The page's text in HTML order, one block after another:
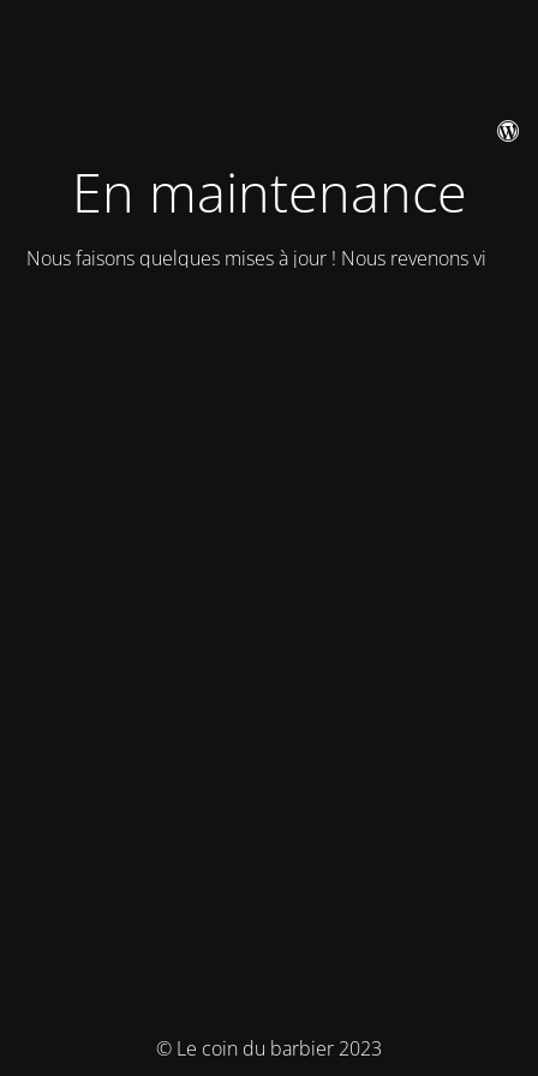
En maintenance
Nous faisons quelques mises à jour ! Nous revenons vite !
© Le coin du barbier 2023